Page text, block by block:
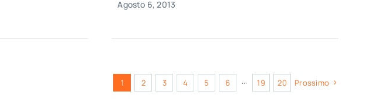
Agosto 6, 2013
1 2 3 4 5 6 ··· 19 20 Prossimo